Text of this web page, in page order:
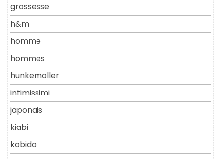
grossesse
h&m
homme
hommes
hunkemoller
intimissimi
japonais
kiabi
kobido